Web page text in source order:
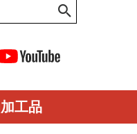
工品